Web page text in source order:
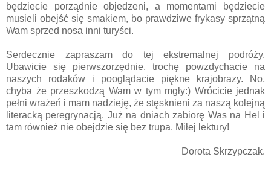
będziecie porządnie objedzeni, a momentami będziecie
musieli obejść się smakiem, bo prawdziwe frykasy sprzątną
Wam sprzed nosa inni turyści.
Serdecznie zapraszam do tej ekstremalnej podróży.
Ubawicie się pierwszorzędnie, trochę powzdychacie na
naszych rodaków i pooglądacie piękne krajobrazy. No,
chyba że przeszkodzą Wam w tym mgły:) Wrócicie jednak
pełni wrażeń i mam nadzieję, że stęsknieni za naszą kolejną
literacką peregrynacją. Już na dniach zabiorę Was na Hel i
tam również nie obejdzie się bez trupa. Miłej lektury!
Dorota Skrzypczak.